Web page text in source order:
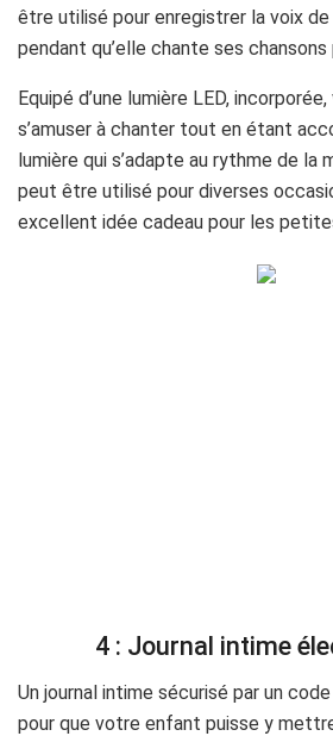
être utilisé pour enregistrer la voix
pendant qu’elle chante ses
Equipé d’une lumière LED,
s’amuser à chanter tout en étant
lumière qui s’adapte au rythme de la
peut être utilisé pour diverses
excellent idée cadeau pour les
4 : Journal intime
Un journal intime sécurisé par un
pour que votre enfant puisse y